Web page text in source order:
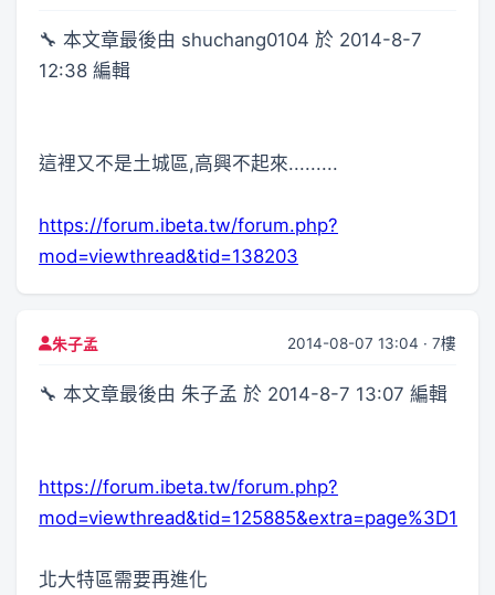
🔧 本文章最後由 shuchang0104 於 2014-8-7
12:38 編輯
這裡又不是土城區,高興不起來.........
https://forum.ibeta.tw/forum.php?
mod=viewthread&tid=138203
朱子孟 2014-08-07 13:04 · 7樓
🔧 本文章最後由 朱子孟 於 2014-8-7 13:07 編輯
https://forum.ibeta.tw/forum.php?
mod=viewthread&tid=125885&extra=page%3D1
北大特區需要再進化